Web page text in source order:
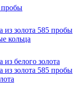
пробы
из золота 585 пробы
кольца
белого золота
из золота 585 пробы